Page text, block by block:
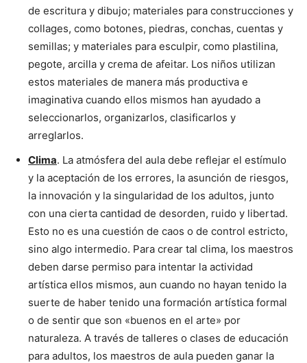
de escritura y dibujo; materiales para construcciones y
collages, como botones, piedras, conchas, cuentas y
semillas; y materiales para esculpir, como plastilina,
pegote, arcilla y crema de afeitar. Los niños utilizan
estos materiales de manera más productiva e
imaginativa cuando ellos mismos han ayudado a
seleccionarlos, organizarlos, clasificarlos y
arreglarlos.
Clima. La atmósfera del aula debe reflejar el estímulo
y la aceptación de los errores, la asunción de riesgos,
la innovación y la singularidad de los adultos, junto
con una cierta cantidad de desorden, ruido y libertad.
Esto no es una cuestión de caos o de control estricto,
sino algo intermedio. Para crear tal clima, los maestros
deben darse permiso para intentar la actividad
artística ellos mismos, aun cuando no hayan tenido la
suerte de haber tenido una formación artística formal
o de sentir que son «buenos en el arte» por
naturaleza. A través de talleres o clases de educación
para adultos, los maestros de aula pueden ganar la